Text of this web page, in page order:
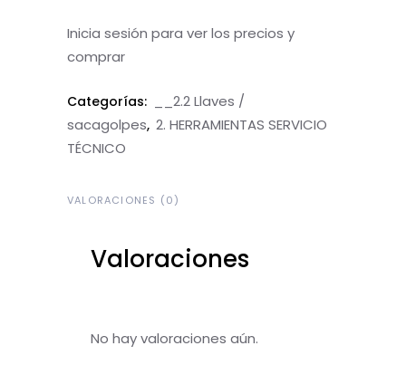
Inicia sesión para ver los precios y
comprar
Categorías:
__2.2 Llaves /
sacagolpes, 2. HERRAMIENTAS SERVICIO
TÉCNICO
VALORACIONES (0)
Valoraciones
No hay valoraciones aún.